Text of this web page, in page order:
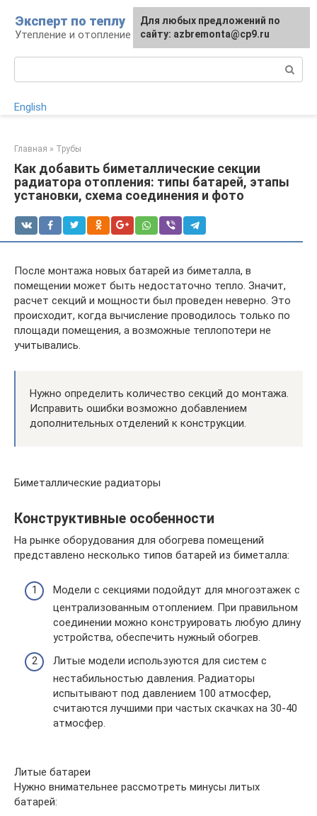
контенту
Эксперт по теплу
Утепление и отопление
English
Главная » Трубы
Как добавить биметаллические секции
радиатора отопления: типы батарей, этапы
установки, схема соединения и фото
После монтажа новых батарей из биметалла, в
помещении может быть недостаточно тепло. Значит,
расчет секций и мощности был проведен неверно. Это
происходит, когда вычисление проводилось только по
площади помещения, а возможные теплопотери не
учитывались.
Нужно определить количество секций до монтажа.
Исправить ошибки возможно добавлением
дополнительных отделений к конструкции.
Биметаллические радиаторы
Конструктивные особенности
На рынке оборудования для обогрева помещений
представлено несколько типов батарей из биметалла:
Модели с секциями подойдут для многоэтажек с
централизованным отоплением. При правильном
соединении можно конструировать любую длину
устройства, обеспечить нужный обогрев.
Литые модели используются для систем с
нестабильностью давления. Радиаторы
испытывают под давлением 100 атмосфер,
считаются лучшими при частых скачках на 30-40
атмосфер.
Литые батареи
Нужно внимательнее рассмотреть минусы литых
батарей:
Для любых предложений по
сайту: azbremonta@cp9.ru